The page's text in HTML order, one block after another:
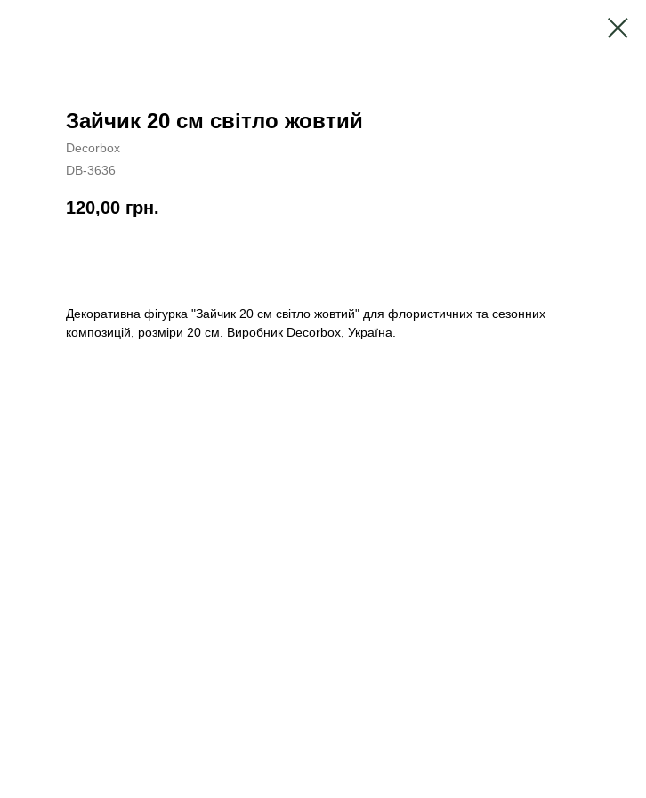
Зайчик 20 см світло жовтий
Decorbox
DB-3636
120,00 грн.
Декоративна фігурка "Зайчик 20 см світло жовтий" для флористичних та сезонних
композицій, розміри 20 см. Виробник Decorbox, Україна.